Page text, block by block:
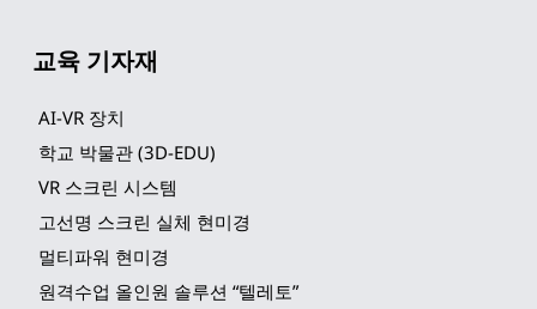
교육 기자재
AI-VR 장치
학교 박물관 (3D-EDU)
VR 스크린 시스템
고선명 스크린 실체 현미경
멀티파워 현미경
원격수업 올인원 솔루션 “텔레토”